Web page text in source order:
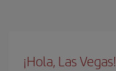
¡Hola, Las Vegas!